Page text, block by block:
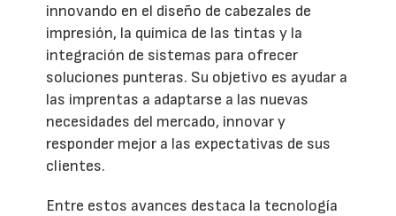
innovando en el diseño de cabezales de
impresión, la química de las tintas y la
integración de sistemas para ofrecer
soluciones punteras. Su objetivo es ayudar a
las imprentas a adaptarse a las nuevas
necesidades del mercado, innovar y
responder mejor a las expectativas de sus
clientes.
Entre estos avances destaca la tecnología